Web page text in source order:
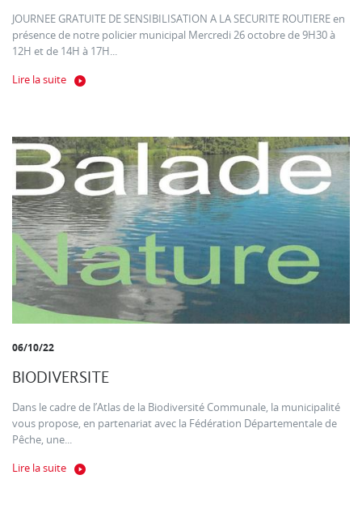
JOURNEE GRATUITE DE SENSIBILISATION A LA SECURITE ROUTIERE en
présence de notre policier municipal Mercredi 26 octobre de 9H30 à
12H et de 14H à 17H...
Lire la suite
06/10/22
BIODIVERSITE
Dans le cadre de l’Atlas de la Biodiversité Communale, la municipalité
vous propose, en partenariat avec la Fédération Départementale de
Pêche, une...
Lire la suite